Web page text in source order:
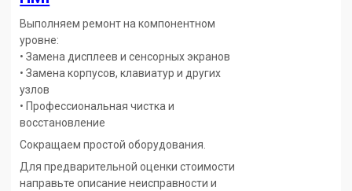
Выполняем ремонт на компонентном
уровне:
• Замена дисплеев и сенсорных экранов
• Замена корпусов, клавиатур и других
узлов
• Профессиональная чистка и
восстановление
Сокращаем простой оборудования.
Для предварительной оценки стоимости
направьте описание неисправности и